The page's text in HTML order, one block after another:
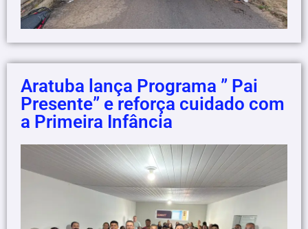
Aratuba lança Programa ” Pai
Presente” e reforça cuidado com
a Primeira Infância